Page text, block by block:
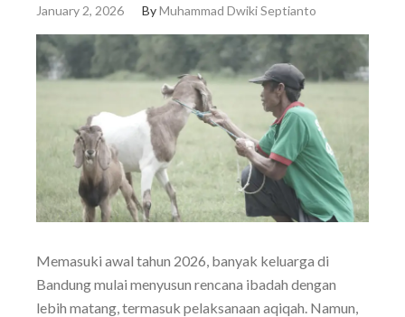
January 2, 2026 ByMuhammad Dwiki Septianto
Memasuki awal tahun 2026, banyak keluarga di
Bandung mulai menyusun rencana ibadah dengan
lebih matang, termasuk pelaksanaan aqiqah. Namun,